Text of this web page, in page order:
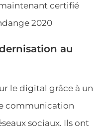
certifié
2020
au
le digital grâce à un
communication
sociaux. Ils ont